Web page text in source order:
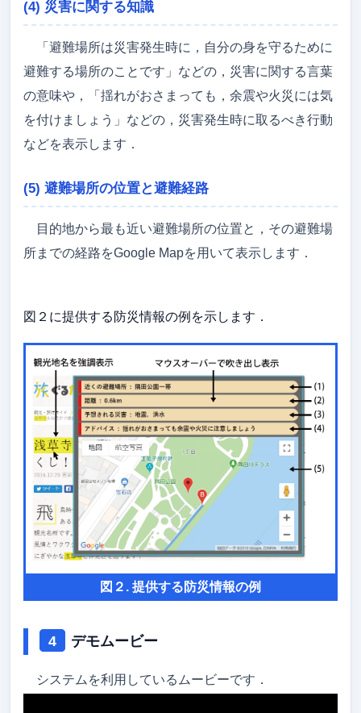
(4) 災害に関する知識
「避難場所は災害発生時に，自分の身を守るために
避難する場所のことです」などの，災害に関する言葉
の意味や，「揺れがおさまっても，余震や火災には気
を付けましょう」などの，災害発生時に取るべき行動
などを表示します．
(5) 避難場所の位置と避難経路
目的地から最も近い避難場所の位置と，その避難場
所までの経路をGoogle Mapを用いて表示します．
図２に提供する防災情報の例を示します．
図２. 提供する防災情報の例
デモムービー
システムを利用しているムービーです．